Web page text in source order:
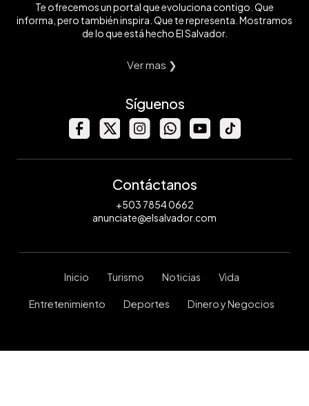
Te ofrecemos un portal que evoluciona contigo. Que
informa, pero también inspira. Que te representa. Mostramos
de lo que está hecho El Salvador.
Ver mas ❯
Síguenos
Contáctanos
+503 7854 0662
anunciate@elsalvador.com
Inicio Turismo Noticias Vida
Entretenimiento Deportes Dinero y Negocios